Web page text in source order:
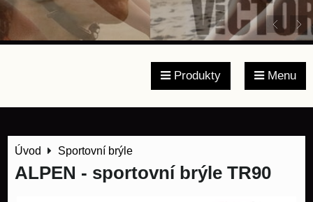
Produkty Menu
Úvod Sportovní brýle
ALPEN - sportovní brýle TR90